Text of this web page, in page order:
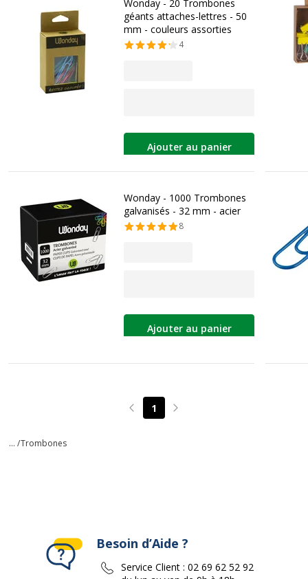
Wonday - 20 Trombones
géants attaches-lettres - 50
mm - couleurs assorties
4
Ajouter au panier
Wonday - 1000 Trombones
galvanisés - 32 mm - acier
8
Ajouter au panier
Page précédente
1 Page suivante
... /Trombones
Besoin d’Aide ?
Service Client : 02 69 62 52 92